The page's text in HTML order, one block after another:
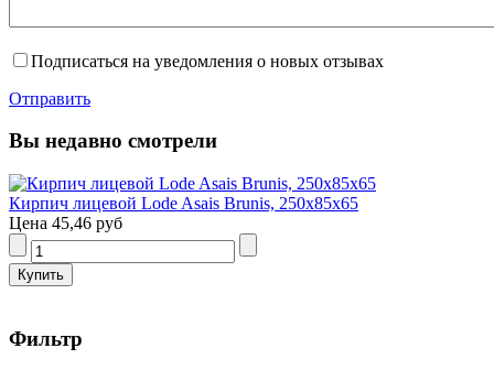
Подписаться на уведомления о новых отзывах
Отправить
Вы недавно смотрели
Кирпич лицевой Lode Asais Brunis, 250x85x65
Цена 45,46 руб
Фильтр